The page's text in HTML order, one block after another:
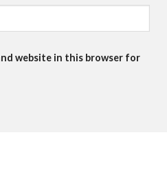
website in this browser for